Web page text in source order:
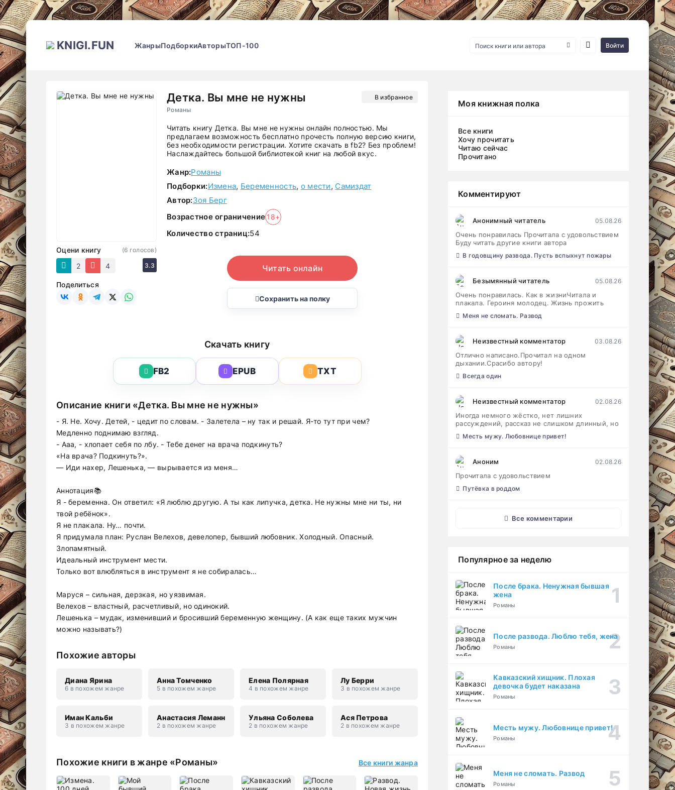
KNIGI.FUN ЖанрыПодборкиАвторыТОП-100 Войти
Детка. Вы мне не нужны
Романы
В избранное
Оцени книгу
2
4
(6 голосов)
3.3
Поделиться
Читать книгу Детка. Вы мне не нужны онлайн полностью. Мы
предлагаем возможность бесплатно прочесть полную версию книги,
без необходимости регистрации. Хотите скачать в fb2? Без проблем!
Наслаждайтесь большой библиотекой книг на любой вкус.
Жанр:Романы
Подборки:Измена, Беременность, о мести, Самиздат
Автор:Зоя Берг
Возрастное ограничение 18+
Количество страниц:54
Читать онлайн
Сохранить на полку
Скачать книгу
FB2 EPUB TXT
Описание книги «Детка. Вы мне не нужны»
- Я. Не. Хочу. Детей, - цедит по словам. - Залетела – ну так и решай. Я-то тут при чем?
Медленно поднимаю взгляд.
- Ааа, - хлопает себя по лбу. - Тебе денег на врача подкинуть?
«На врача? Подкинуть?».
— Иди нахер, Лешенька, — вырывается из меня…
Аннотация📚
Я - беременна. Он ответил: «Я люблю другую. А ты как липучка, детка. Не нужны мне ни ты, ни
твой ребёнок».
Я не плакала. Ну… почти.
Я придумала план: Руслан Велехов, девелопер, бывший любовник. Холодный. Опасный.
Злопамятный.
Идеальный инструмент мести.
Только вот влюбляться в инструмент я не собиралась…
Маруся – сильная, дерзкая, но уязвимая.
Велехов – властный, расчетливый, но одинокий.
Лешенька – мудак, изменивший и бросивший беременную женщину. (А как еще таких мужчин
можно называть?)
Похожие авторы
Диана Ярина
6 в похожем жанре
Анна Томченко
5 в похожем жанре
Елена Полярная
4 в похожем жанре
Лу Берри
3 в похожем жанре
Иман Кальби
3 в похожем жанре
Анастасия Леманн
2 в похожем жанре
Ульяна Соболева
2 в похожем жанре
Ася Петрова
2 в похожем жанре
Похожие книги в жанре «Романы» Все книги жанра
Моя книжная полка
Все книги
Хочу прочитать
Читаю сейчас
Прочитано
Комментируют
Анонимный читатель 05.08.26
Очень понравилась Прочитала с удовольствием
Буду читать другие книги автора
В годовщину развода. Пусть вспыхнут пожары
Безымянный читатель 05.08.26
Очень понравилась. Как в жизниЧитала и
плакала. Героиня молодец. Жизнь прожить
Меня не сломать. Развод
Неизвестный комментатор 03.08.26
Отлично написано.Прочитал на одном
дыхании.Срасибо автору!
Всегда один
Неизвестный комментатор 02.08.26
Иногда немного жёстко, нет лишних
рассуждений, рассказ не слишком длинный, но
Месть мужу. Любовнице привет!
Аноним 02.08.26
Прочитала с удовольствием
Путёвка в роддом
Все комментарии
Популярное за неделю
После брака. Ненужная бывшая
жена
Романы
После развода. Люблю тебя, жена
Романы
Кавказский хищник. Плохая
девочка будет наказана
Романы
Месть мужу. Любовнице привет!
Романы
Меня не сломать. Развод
Романы